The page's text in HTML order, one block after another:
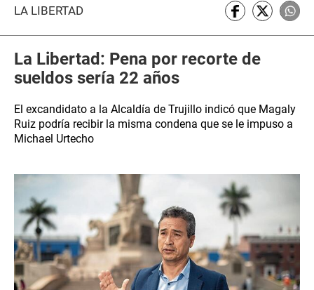
LA LIBERTAD
La Libertad: Pena por recorte de
sueldos sería 22 años
El excandidato a la Alcaldía de Trujillo indicó que Magaly
Ruiz podría recibir la misma condena que se le impuso a
Michael Urtecho